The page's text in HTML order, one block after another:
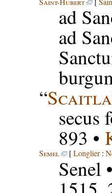
ad
ad
“Scaitla
secus
893 •
Semel [Longlier:
Senel